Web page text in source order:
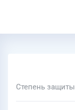
Степень защиты